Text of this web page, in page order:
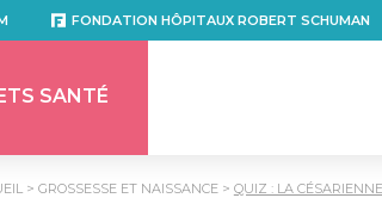
FONDATION HÔPITAUX ROBERT SCHUMAN
SANTÉ
GROSSESSE ET NAISSANCE QUIZ : LA CÉSARIENNE